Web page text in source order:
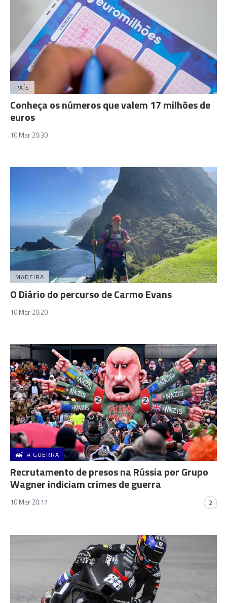
PAÍS
Conheça os números que valem 17 milhões de
euros
10 Mar 20:30
MADEIRA
O Diário do percurso de Carmo Evans
10 Mar 20:20
A GUERRA
Recrutamento de presos na Rússia por Grupo
Wagner indiciam crimes de guerra
10 Mar 20:17 2